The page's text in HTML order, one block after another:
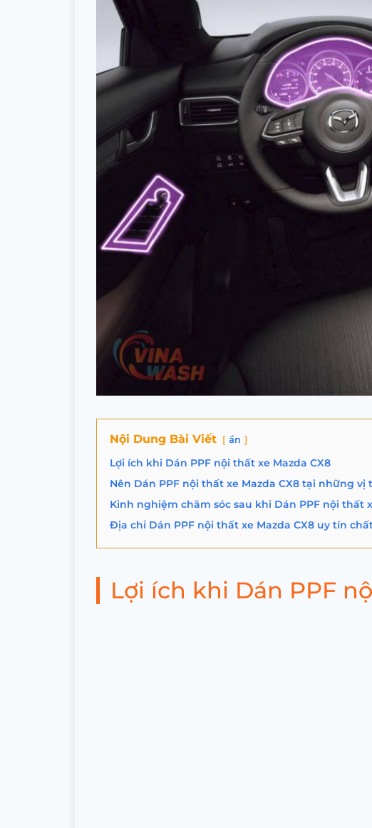
Nội Dung Bài Viết ẩn
Lợi ích khi Dán PPF nội thất xe Mazda CX8
Nên Dán PPF nội thất xe Mazda CX8 tại những vị
Kinh nghiệm chăm sóc sau khi Dán PPF nội thất
Địa chỉ Dán PPF nội thất xe Mazda CX8 uy tín
Lợi ích khi Dán PPF